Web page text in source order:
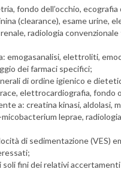
fondo dell’occhio, ecografia
(clearance), esame urine,
radiologia
emogasanalisi, elettroliti,
dei farmaci specifici;
di ordine igienico e
elettrocardiografia, fondo
a: creatina kinasi, aldolasi,
leprae,
di sedimentazione (VES)
fini dei relativi